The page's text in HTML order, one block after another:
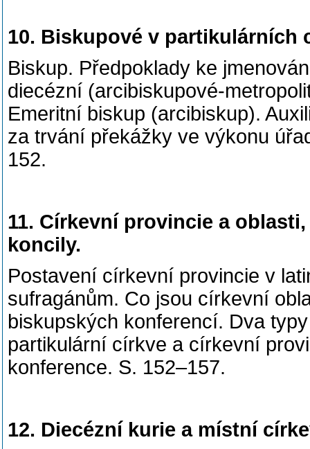
10. Biskupové v partikulárních
Biskup. Předpoklady ke
diecézní (arcibiskupové-
Emeritní biskup (arcibiskup).
za trvání překážky ve výkonu
152.
11. Církevní provincie a
koncily.
Postavení církevní provincie v
sufragánům. Co jsou církevní
biskupských konferencí. Dva
partikulární církve a církevní
konference. S. 152–157.
12. Diecézní kurie a místní